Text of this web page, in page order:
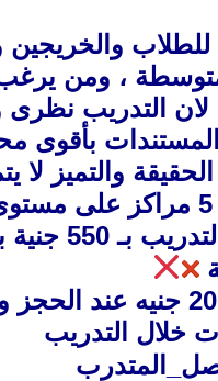
للطلاب والخريجين
، ومن
التدريب
بأقوى
والتميز لا
بـ 550 جنية بدلاً من
خلال التدريب